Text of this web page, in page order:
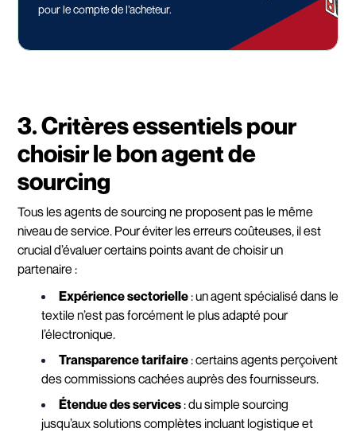
pour le compte de l’acheteur.
3. Critères essentiels pour
choisir le bon agent de
sourcing
Tous les agents de sourcing ne proposent pas le même
niveau de service. Pour éviter les erreurs coûteuses, il est
crucial d’évaluer certains points avant de choisir un
partenaire :
Expérience sectorielle: un agent spécialisé dans le
textile n’est pas forcément le plus adapté pour
l’électronique.
Transparence tarifaire: certains agents perçoivent
des commissions cachées auprès des fournisseurs.
Étendue des services: du simple sourcing
jusqu’aux solutions complètes incluant logistique et